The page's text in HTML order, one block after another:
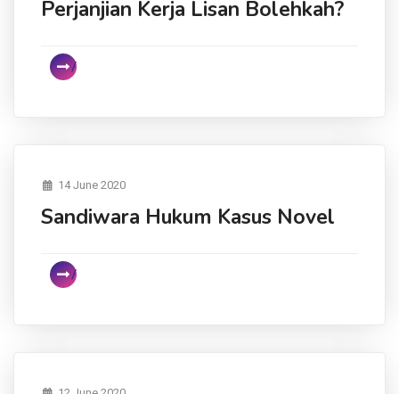
Perjanjian Kerja Lisan Bolehkah?
14 June 2020
Sandiwara Hukum Kasus Novel